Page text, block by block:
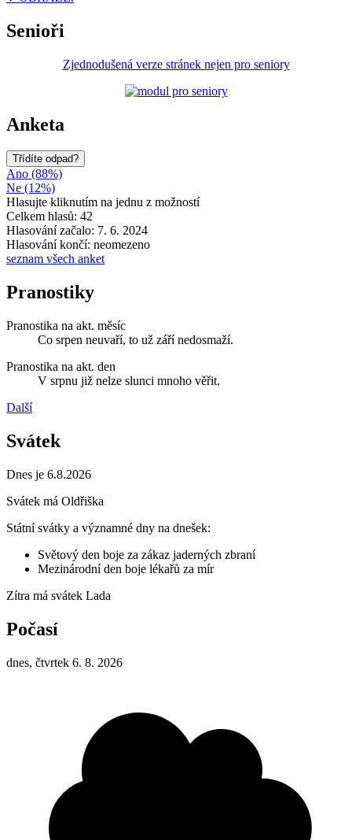
Senioři
Zjednodušená verze stránek nejen pro seniory
Anketa
Třídíte odpad?
Ano (88%)
Ne (12%)
Hlasujte kliknutím na jednu z možností
Celkem hlasů: 42
Hlasování začalo: 7. 6. 2024
Hlasování končí: neomezeno
seznam všech anket
Pranostiky
Pranostika na akt. měsíc
Co srpen neuvaří, to už září nedosmaží.
Pranostika na akt. den
V srpnu již nelze slunci mnoho věřit.
Další
Svátek
Dnes je 6.8.2026
Svátek má Oldřiška
Státní svátky a významné dny na dnešek:
Světový den boje za zákaz jaderných zbraní
Mezinárodní den boje lékařů za mír
Zítra má svátek Lada
Počasí
dnes, čtvrtek 6. 8. 2026